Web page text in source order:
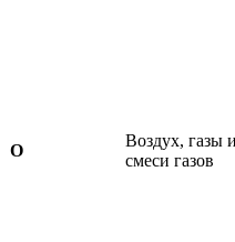
O
Воздух, газы и
смеси газов